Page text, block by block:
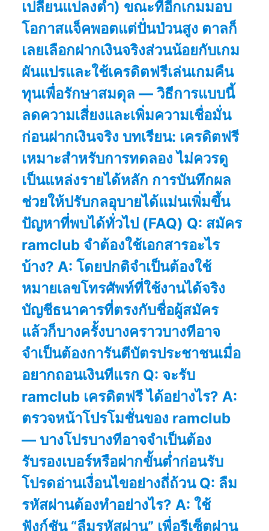
เปลี่ยนแปลงต่ำ) ขณะที่อีกเกมมอบ
โอกาสแจ็คพอตแต่ปั่นป่วนสูง ตาลก็
เลยเลือกฝากเงินจริงส่วนน้อยกับเกม
ผันแปรและใช้เครดิตฟรีเล่นเกมคืน
ทุนเพื่อรักษาสมดุล — วิธีการแบบนี้
ลดความเสี่ยงและเพิ่มความเชื่อมั่น
ก่อนฝากเงินจริง บทเรียน: เครดิตฟรี
เหมาะสำหรับการทดลอง ไม่ควรดู
เป็นแหล่งรายได้หลัก การบันทึกผล
ช่วยให้ปรับกลอุบายได้แม่นเพิ่มขึ้น
ปัญหาที่พบได้ทั่วไป (FAQ) Q: สมัคร
ramclub จำต้องใช้เอกสารอะไร
บ้าง? A: โดยปกติจำเป็นต้องใช้
หมายเลขโทรศัพท์ที่ใช้งานได้จริง
บัญชีธนาคารที่ตรงกับชื่อผู้สมัคร
แล้วก็บางครั้งบางคราวบางทีอาจ
จำเป็นต้องการันตีบัตรประชาชนเมื่อ
อยากถอนเงินทีแรก Q: จะรับ
ramclub เครดิตฟรี ได้อย่างไร? A:
ตรวจหน้าโปรโมชั่นของ ramclub
— บางโปรบางทีอาจจำเป็นต้อง
รับรองเบอร์หรือฝากขั้นต่ำก่อนรับ
โปรดอ่านเงื่อนไขอย่างถี่ถ้วน Q: ลืม
รหัสผ่านต้องทำอย่างไร? A: ใช้
ฟังก์ชัน “ลืมรหัสผ่าน” เพื่อรีเซ็ตผ่าน